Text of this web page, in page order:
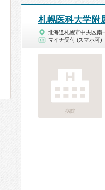
札幌医科大学附
北海道札幌市中央区南
マイナ受付 (スマホ可)
病院